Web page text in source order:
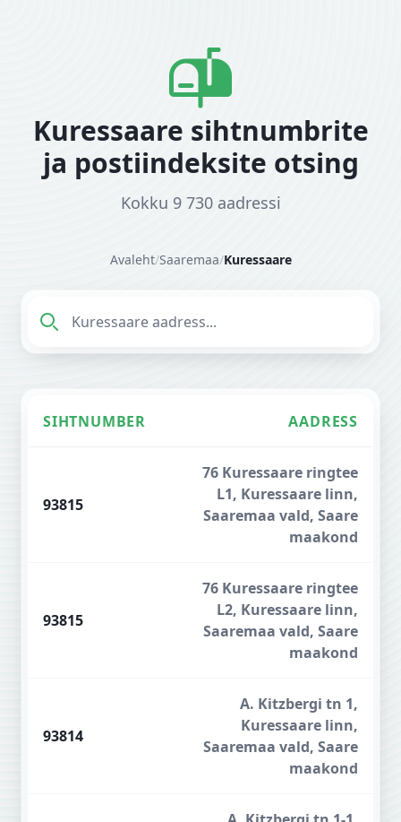
Kuressaare sihtnumbrite
ja postiindeksite otsing
Kokku 9 730 aadressi
Avaleht/Saaremaa/Kuressaare
SIHTNUMBER AADRESS
93815
76 Kuressaare ringtee
L1, Kuressaare linn,
Saaremaa vald, Saare
maakond
93815
76 Kuressaare ringtee
L2, Kuressaare linn,
Saaremaa vald, Saare
maakond
93814
A. Kitzbergi tn 1,
Kuressaare linn,
Saaremaa vald, Saare
maakond